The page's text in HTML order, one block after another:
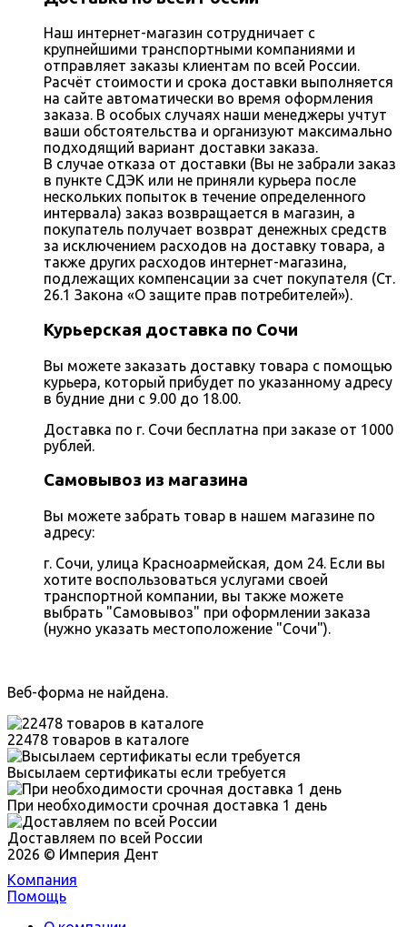
Наш интернет-магазин сотрудничает с
крупнейшими транспортными компаниями и
отправляет заказы клиентам по всей России.
Расчёт стоимости и срока доставки выполняется
на сайте автоматически во время оформления
заказа. В особых случаях наши менеджеры учтут
ваши обстоятельства и организуют максимально
подходящий вариант доставки заказа.
В случае отказа от доставки (Вы не забрали заказ
в пункте СДЭК или не приняли курьера после
нескольких попыток в течение определенного
интервала) заказ возвращается в магазин, а
покупатель получает возврат денежных средств
за исключением расходов на доставку товара, а
также других расходов интернет-магазина,
подлежащих компенсации за счет покупателя (Ст.
26.1 Закона «О защите прав потребителей»).
Курьерская доставка по Сочи
Вы можете заказать доставку товара с помощью
курьера, который прибудет по указанному адресу
в будние дни с 9.00 до 18.00.
Доставка по г. Сочи бесплатна при заказе от 1000
рублей.
Самовывоз из магазина
Вы можете забрать товар в нашем магазине по
адресу:
г. Сочи, улица Красноармейская, дом 24. Если вы
хотите воспользоваться услугами своей
транспортной компании, вы также можете
выбрать "Самовывоз" при оформлении заказа
(нужно указать местоположение "Сочи").
Веб-форма не найдена.
22478 товаров в каталоге
Высылаем сертификаты если требуется
При необходимости срочная доставка 1 день
Доставляем по всей России
2026 © Империя Дент
Компания
Помощь